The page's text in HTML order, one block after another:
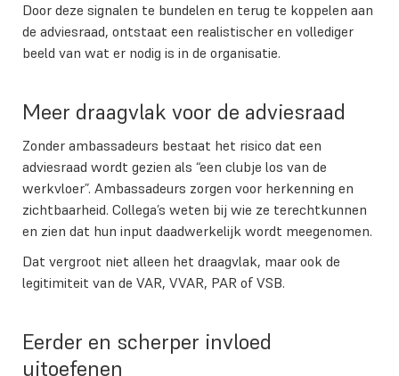
Door deze signalen te bundelen en terug te koppelen aan
de adviesraad, ontstaat een realistischer en vollediger
beeld van wat er nodig is in de organisatie.
Meer draagvlak voor de adviesraad
Zonder ambassadeurs bestaat het risico dat een
adviesraad wordt gezien als “een clubje los van de
werkvloer”. Ambassadeurs zorgen voor herkenning en
zichtbaarheid. Collega’s weten bij wie ze terechtkunnen
en zien dat hun input daadwerkelijk wordt meegenomen.
Dat vergroot niet alleen het draagvlak, maar ook de
legitimiteit van de VAR, VVAR, PAR of VSB.
Eerder en scherper invloed
uitoefenen